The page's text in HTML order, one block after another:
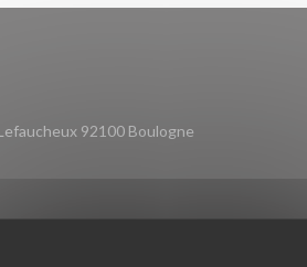
92100 Boulogne